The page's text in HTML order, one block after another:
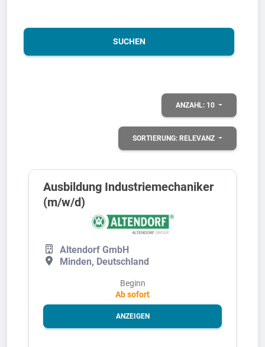
SUCHEN
ANZAHL: 10
SORTIERUNG: RELEVANZ
Ausbildung Industriemechaniker
(m/w/d)
Altendorf GmbH
Minden, Deutschland
Beginn
Ab sofort
ANZEIGEN